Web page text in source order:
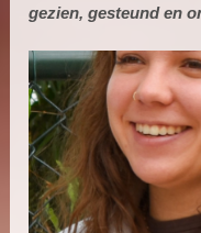
gezien, gesteund en